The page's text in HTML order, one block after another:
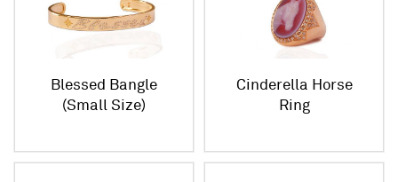
Blessed Bangle
(Small Size)
Cinderella Horse
Ring